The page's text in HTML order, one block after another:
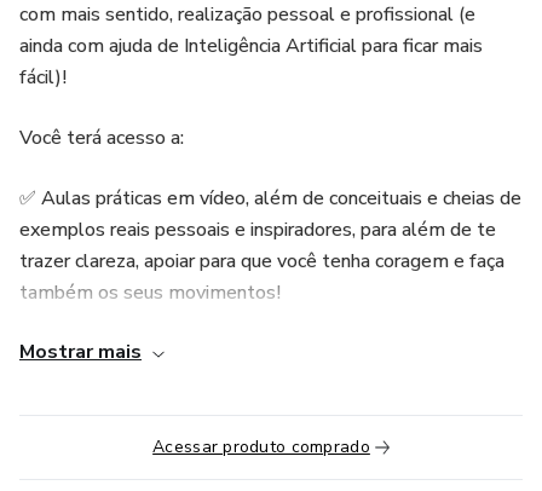
com mais sentido, realização pessoal e profissional (e
ainda com ajuda de Inteligência Artificial para ficar mais
fácil)!
Você terá acesso a:
✅ Aulas práticas em vídeo, além de conceituais e cheias de
exemplos reais pessoais e inspiradores, para além de te
trazer clareza, apoiar para que você tenha coragem e faça
também os seus movimentos!
✅ Clareza de propósito com 3 ferramentas poderosas
facilitar e agilizar)
✅ Mais confiança com 5 métodos de identificação de
Mostrar mais
Acessar produto comprado